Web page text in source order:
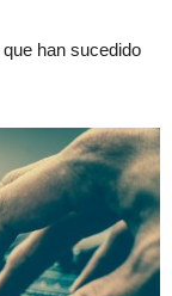
que han sucedido